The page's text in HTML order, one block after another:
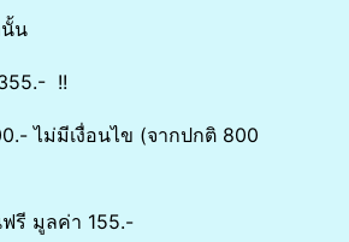
นั้น
!!
ไม่มีเงื่อนไข (จากปกติ 800
รี มูลค่า 155.-